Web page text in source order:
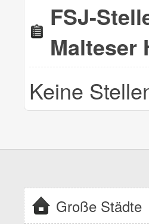
FSJ-
Malteser
Keine
Große Städte